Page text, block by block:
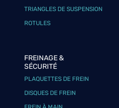
TRIANGLES DE SUSPENSION
ROTULES
FREINAGE &
SÉCURITÉ
PLAQUETTES DE FREIN
DISQUES DE FREIN